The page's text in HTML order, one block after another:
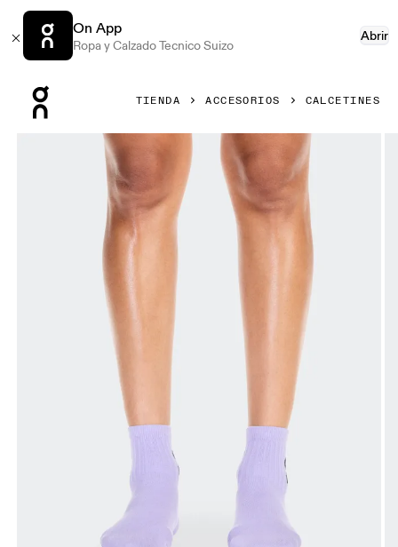
On App
Ropa y Calzado Tecnico Suizo
Abrir
TIENDA ACCESORIOS CALCETINES
Artículo 1 de 3 de la galería de productos On Logo Sock